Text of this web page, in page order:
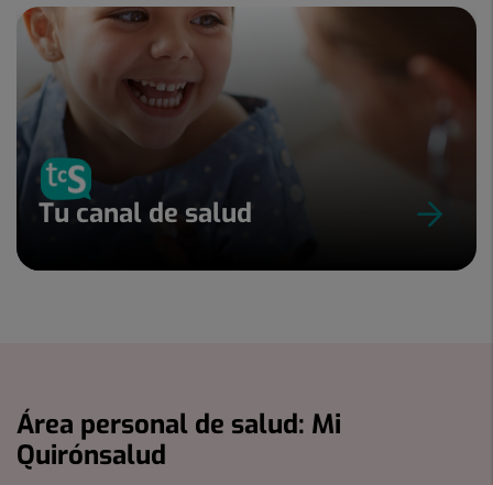
Tu canal de salud
Área personal de salud: Mi
Quirónsalud